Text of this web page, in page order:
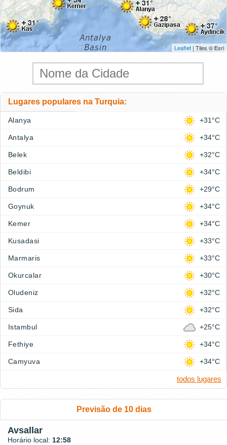
Leaflet | Tiles © Esri
Lugares populares na Turquia:
Alanya +31°C
Antalya +34°C
Belek +32°C
Beldibi +34°C
Bodrum +29°C
Goynuk +34°C
Kemer +34°C
Kusadasi +33°C
Marmaris +33°C
Okurcalar +30°C
Oludeniz +32°C
Sida +32°C
Istambul +25°C
Fethiye +34°C
Camyuva +34°C
todos lugares
Previsão de 10 dias
Avsallar
Horário local: 12:58